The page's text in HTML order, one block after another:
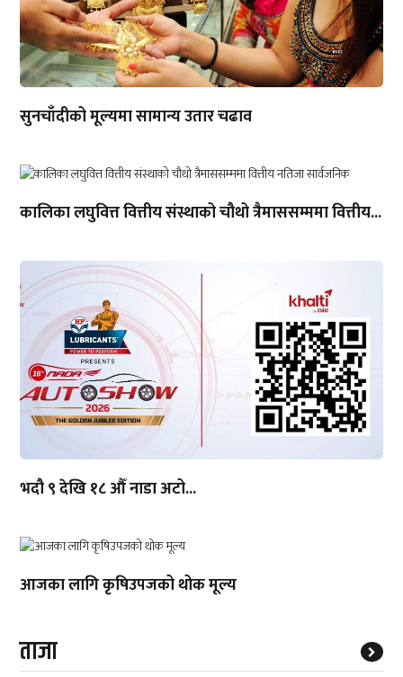
सुनचाँदीको मूल्यमा सामान्य उतार चढाव
कालिका लघुवित्त वित्तीय संस्थाको चौथो त्रैमाससम्ममा वित्तीय...
भदौ ९ देखि १८ औँ नाडा अटो...
आजका लागि कृषिउपजको थोक मूल्य
ताजा